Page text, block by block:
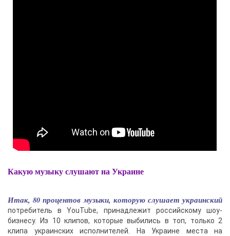
Какую музыку слушают на Украине
Итак, 80 процентов музыки, которую слушает украинский
потребитель в YouTube, принадлежит российскому шоу-
бизнесу. Из 10 клипов, которые выбились в топ, только 2
клипа украинских исполнителей. На Украине места на